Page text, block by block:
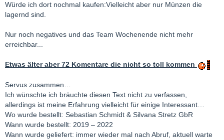
Würde ich dort nochmal kaufen:Vielleicht aber nur Münzen die
lagernd sind.
Nur noch negatives und das Team Wochenende nicht mehr
erreichbar...
Etwas älter aber 72 Komentare die nicht so toll kommen
Servus zusammen…
Ich wünschte ich bräuchte diesen Text nicht zu verfassen,
allerdings ist meine Erfahrung vielleicht für einige Interessant…
Wo wurde bestellt: Sebastian Schmidt & Silvana Stretz GbR
Wann wurde bestellt: 2019 – 2022
Wann wurde geliefert: immer wieder mal nach Abruf, aktuell warte